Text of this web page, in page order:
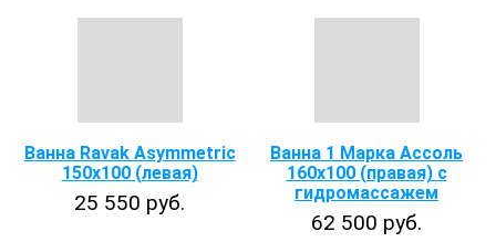
Ванна Ravak Asymmetric
150х100 (левая)
25 550 руб.
Ванна 1 Марка Ассоль
160х100 (правая) с
гидромассажем
62 500 руб.